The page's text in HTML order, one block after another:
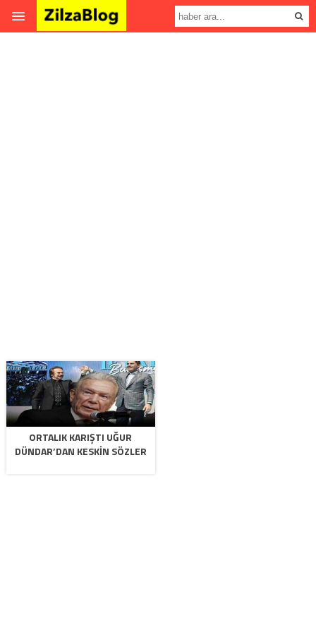
ORTALIK KARIŞTI UĞUR
DÜNDAR’DAN KESKIN SÖZLER